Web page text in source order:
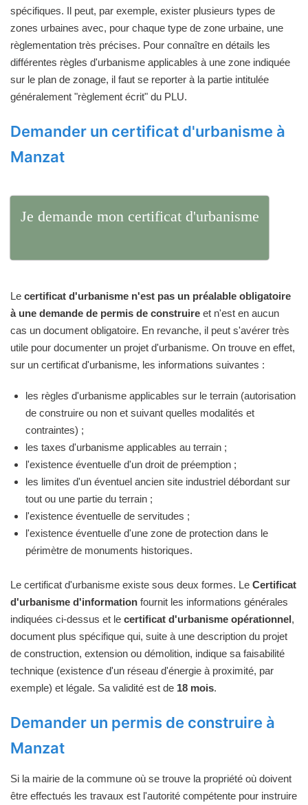
spécifiques. Il peut, par exemple, exister plusieurs types de
zones urbaines avec, pour chaque type de zone urbaine, une
règlementation très précises. Pour connaître en détails les
différentes règles d'urbanisme applicables à une zone indiquée
sur le plan de zonage, il faut se reporter à la partie intitulée
généralement "règlement écrit" du PLU.
Demander un certificat d'urbanisme à
Manzat
Je demande mon certificat d'urbanisme
Le certificat d'urbanisme n'est pas un préalable obligatoire
à une demande de permis de construire et n'est en aucun
cas un document obligatoire. En revanche, il peut s'avérer très
utile pour documenter un projet d'urbanisme. On trouve en effet,
sur un certificat d'urbanisme, les informations suivantes :
les règles d'urbanisme applicables sur le terrain (autorisation
de construire ou non et suivant quelles modalités et
contraintes) ;
les taxes d'urbanisme applicables au terrain ;
l'existence éventuelle d'un droit de préemption ;
les limites d'un éventuel ancien site industriel débordant sur
tout ou une partie du terrain ;
l'existence éventuelle de servitudes ;
l'existence éventuelle d'une zone de protection dans le
périmètre de monuments historiques.
Le certificat d'urbanisme existe sous deux formes. Le Certificat
d'urbanisme d'information fournit les informations générales
indiquées ci-dessus et le certificat d'urbanisme opérationnel,
document plus spécifique qui, suite à une description du projet
de construction, extension ou démolition, indique sa faisabilité
technique (existence d'un réseau d'énergie à proximité, par
exemple) et légale. Sa validité est de 18 mois.
Demander un permis de construire à
Manzat
Si la mairie de la commune où se trouve la propriété où doivent
être effectués les travaux est l'autorité compétente pour instruire